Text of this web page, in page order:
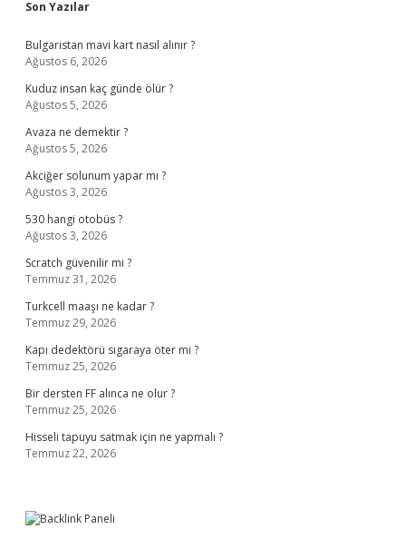
Sidebar
Son Yazılar
Bulgaristan mavi kart nasıl alınır ?
Ağustos 6, 2026
Kuduz insan kaç günde ölür ?
Ağustos 5, 2026
Avaza ne demektir ?
Ağustos 5, 2026
Akciğer solunum yapar mı ?
Ağustos 3, 2026
530 hangi otobüs ?
Ağustos 3, 2026
Scratch güvenilir mi ?
Temmuz 31, 2026
Turkcell maaşı ne kadar ?
Temmuz 29, 2026
Kapı dedektörü sigaraya öter mi ?
Temmuz 25, 2026
Bir dersten FF alınca ne olur ?
Temmuz 25, 2026
Hisseli tapuyu satmak için ne yapmalı ?
Temmuz 22, 2026